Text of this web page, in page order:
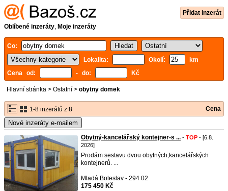
Přidat inzerát
Oblíbené inzeráty, Moje inzeráty
Co:
Lokalita:
Okolí:
km
Cena od:
- do: Kč
Hlavní stránka > Ostatní > obytny domek
1-8 inzerátů z 8 Cena
Nové inzeráty e-mailem
Obytný-kancelářský kontejner-s ... - TOP - [6.8.
2026]
Prodám sestavu dvou obytných,kancelářských
kontejnerů. ...
Mladá Boleslav - 294 02
175 450 Kč